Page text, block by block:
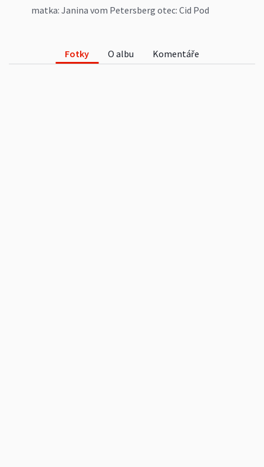
matka: Janina vom Petersberg otec: Cid Pod
Fotky O albu Komentáře